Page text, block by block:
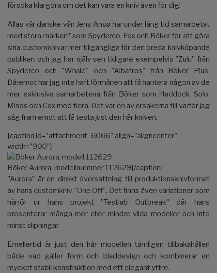
försöka klargöra om det kan vara en kniv även för dig!
Allas vår danske vän Jens Ansø har under lång tid samarbetat
med stora märken* som Spyderco, Fox och Böker för att göra
sina customknivarmer tillgängliga för den breda knivköpande
publiken och jag har själv sen tidigare exempelvis "Zulu" från
Spyderco och "Whale" och "Albatros" från Böker Plus.
Däremot har jag inte haft förmånen att få hantera någon av de
mer exklusiva samarbetena från Böker som Haddock, Solo,
Minos och Cox med flera. Det var en av orsakerna till varför jag
såg fram emot att få testa just den här kniven.
[caption id="attachment_6066" align="aligncenter"
width="900"]
Böker Aurora, modellnummer 112629[/caption]
"Aurora" är en direkt översättning till produktionsknivformat
av hans customkniv "One Off". Det finns även variationer som
härrör ur hans projekt "Testlab Outbreak" där hans
presenterar många mer eller mindre vilda modeller och inte
minst slipningar.
Emellertid är just den här modellen tämligen tillbakahållen
både vad gäller form och bladdesign och kombinerar en
mycket stabil konstruktion med ett elegant yttre.